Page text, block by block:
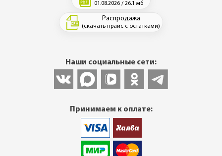
01.08.2026 / 26.1 мб
Распродажа
(скачать прайс с остатками)
Наши социальные сети:
Принимаем к оплате: